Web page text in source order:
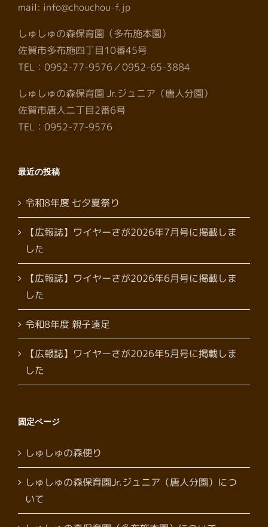
mail: info@chouchou-f.jp
しゅしゅの森保育園（多布施本園）
佐賀市多布施四丁目10番45号
TEL：0952-77-9576／0952-65-3884
しゅしゅの森保育園 Jr.ジュニア（唐人分園）
佐賀市唐人二丁目2番6号
TEL：0952-77-9576
最近の投稿
令和8年度 七夕夏祭り
【広報誌】ワイヤーさが2026年7月号に掲載しま
した
【広報誌】ワイヤーさが2026年6月号に掲載しま
した
令和8年度 親子遠足
【広報誌】ワイヤーさが2026年5月号に掲載しま
した
固定ページ
しゅしゅの森便り
しゅしゅの森保育園Jr.ジュニア（唐人分園）につ
いて